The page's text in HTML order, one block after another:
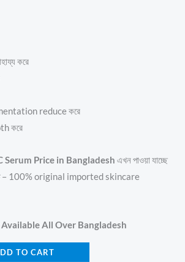
করে
reduce করে
করে
Price in Bangladesh এখন পাওয়া যাচ্ছে
– 100% original imported skincare
All Over Bangladesh
TO CART